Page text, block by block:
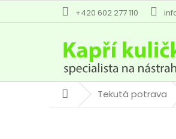
+420 602 277 110
DomůTekutá potrava